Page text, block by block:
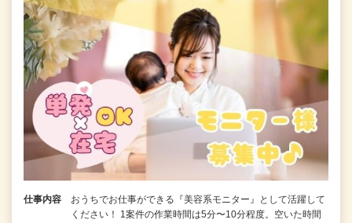
仕事内容
おうちでお仕事ができる『美容系モニター』として活躍して
ください！ 1案件の作業時間は5分〜10分程度。空いた時間